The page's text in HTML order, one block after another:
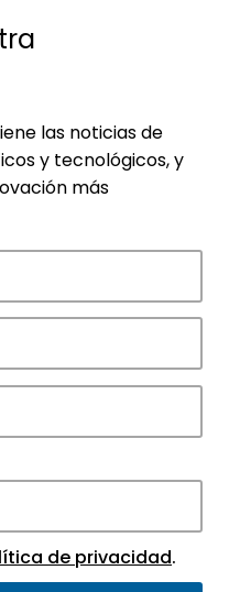
destacadas de
y
las noticias de
y tecnológicos, y
más
de privacidad.